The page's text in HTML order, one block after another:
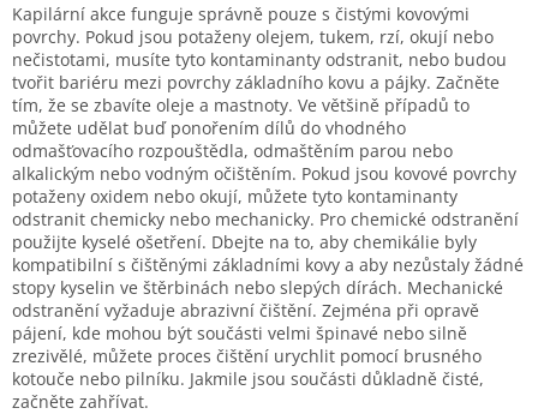
Kapilární akce funguje správně pouze s čistými kovovými
povrchy. Pokud jsou potaženy olejem, tukem, rzí, okují nebo
nečistotami, musíte tyto kontaminanty odstranit, nebo budou
tvořit bariéru mezi povrchy základního kovu a pájky. Začněte
tím, že se zbavíte oleje a mastnoty. Ve většině případů to
můžete udělat buď ponořením dílů do vhodného
odmašťovacího rozpouštědla, odmaštěním parou nebo
alkalickým nebo vodným očištěním. Pokud jsou kovové povrchy
potaženy oxidem nebo okují, můžete tyto kontaminanty
odstranit chemicky nebo mechanicky. Pro chemické odstranění
použijte kyselé ošetření. Dbejte na to, aby chemikálie byly
kompatibilní s čištěnými základními kovy a aby nezůstaly žádné
stopy kyselin ve štěrbinách nebo slepých dírách. Mechanické
odstranění vyžaduje abrazivní čištění. Zejména při opravě
pájení, kde mohou být součásti velmi špinavé nebo silně
zrezivělé, můžete proces čištění urychlit pomocí brusného
kotouče nebo pilníku. Jakmile jsou součásti důkladně čisté,
začněte zahřívat.